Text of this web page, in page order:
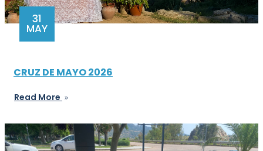
31
MAY
CRUZ DE MAYO 2026
Read More